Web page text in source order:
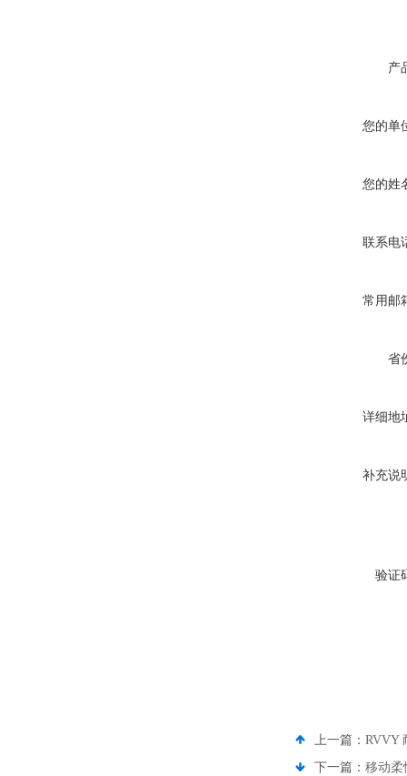
产
您的单
您的姓
联系电
常用邮
省
详细地
补充说
验证
上一篇： RVVY
下一篇： 移动柔